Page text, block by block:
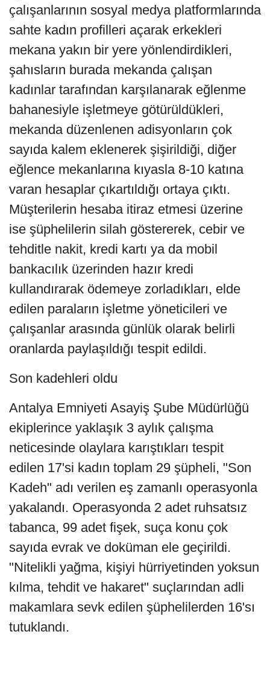
çalışanlarının sosyal medya platformlarında
sahte kadın profilleri açarak erkekleri
mekana yakın bir yere yönlendirdikleri,
şahısların burada mekanda çalışan
kadınlar tarafından karşılanarak eğlenme
bahanesiyle işletmeye götürüldükleri,
mekanda düzenlenen adisyonların çok
sayıda kalem eklenerek şişirildiği, diğer
eğlence mekanlarına kıyasla 8-10 katına
varan hesaplar çıkartıldığı ortaya çıktı.
Müşterilerin hesaba itiraz etmesi üzerine
ise şüphelilerin silah göstererek, cebir ve
tehditle nakit, kredi kartı ya da mobil
bankacılık üzerinden hazır kredi
kullandırarak ödemeye zorladıkları, elde
edilen paraların işletme yöneticileri ve
çalışanlar arasında günlük olarak belirli
oranlarda paylaşıldığı tespit edildi.
Son kadehleri oldu
Antalya Emniyeti Asayiş Şube Müdürlüğü
ekiplerince yaklaşık 3 aylık çalışma
neticesinde olaylara karıştıkları tespit
edilen 17'si kadın toplam 29 şüpheli, "Son
Kadeh" adı verilen eş zamanlı operasyonla
yakalandı. Operasyonda 2 adet ruhsatsız
tabanca, 99 adet fişek, suça konu çok
sayıda evrak ve doküman ele geçirildi.
"Nitelikli yağma, kişiyi hürriyetinden yoksun
kılma, tehdit ve hakaret" suçlarından adli
makamlara sevk edilen şüphelilerden 16'sı
tutuklandı.